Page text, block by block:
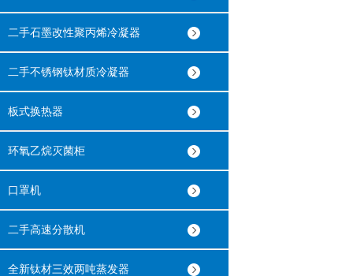
二手石墨改性聚丙烯冷凝器
二手不锈钢钛材质冷凝器
板式换热器
环氧乙烷灭菌柜
口罩机
二手高速分散机
全新钛材三效两吨蒸发器